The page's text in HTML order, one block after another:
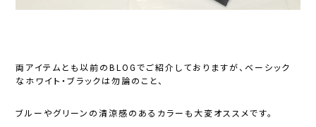
両アイテムとも以前のBLOGでご紹介しておりますが、ベーシック
なホワイト・ブラックは勿論のこと、
ブルーやグリーンの清涼感のあるカラーも大変オススメです。